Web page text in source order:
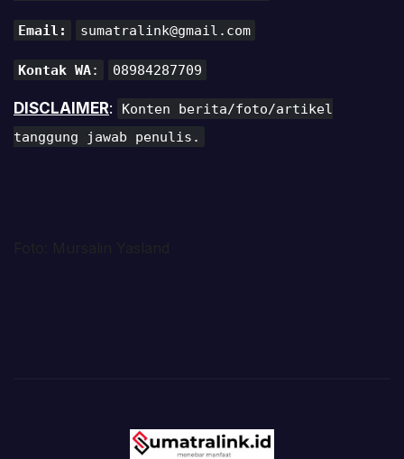
Email: sumatralink@gmail.com
Kontak WA: 08984287709
DISCLAIMER:
Konten berita/foto/artikel
tanggung jawab penulis.